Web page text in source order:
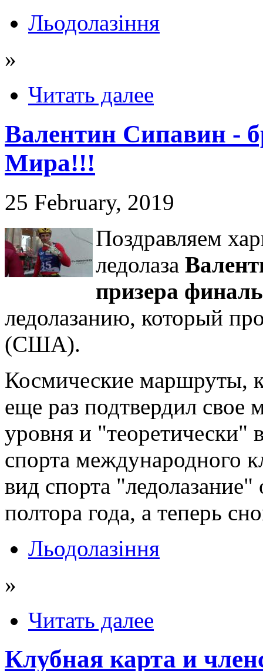
Льодолазіння
»
Читать далее
Валентин Сипавин -
Мира!!!
25 February, 2019
Поздравляем
ледолаза
призера
ледолазанию, который
(США).
Космические маршруты,
еще раз подтвердил свое
уровня и "теоретически"
спорта международного
вид спорта
полтора года, а теперь
Льодолазіння
»
Читать далее
Клубная карта и